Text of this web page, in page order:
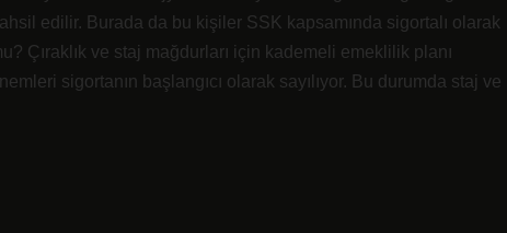
edilir. Burada da bu kişiler SSK kapsamında sigortalı olarak
Çıraklık ve staj mağdurları için kademeli emeklilik planı
sigortanın başlangıcı olarak sayılıyor. Bu durumda staj ve